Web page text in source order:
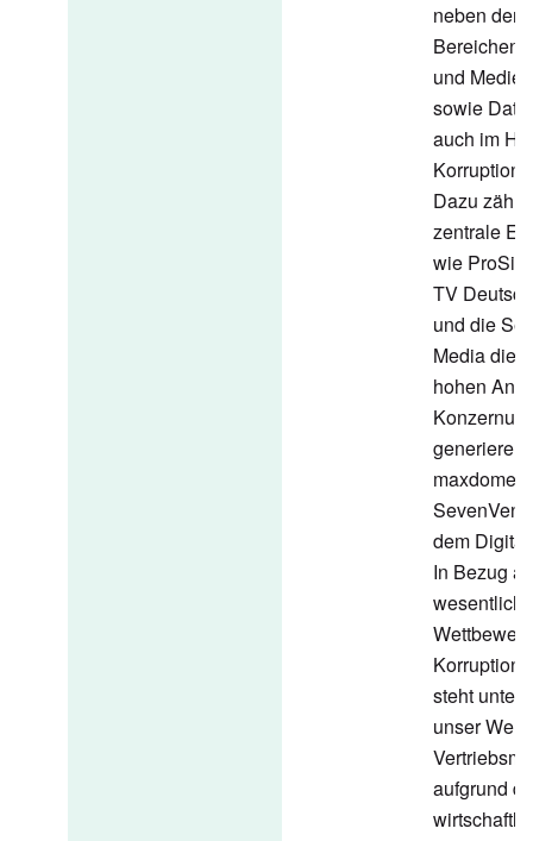
neben den
Bereichen
und
sowie
auch im
Dazu
zentrale
wie
TV
und die
Media die
hohen
maxdome
dem
In Bezug
wesentliche
steht unter
unser
aufgrund